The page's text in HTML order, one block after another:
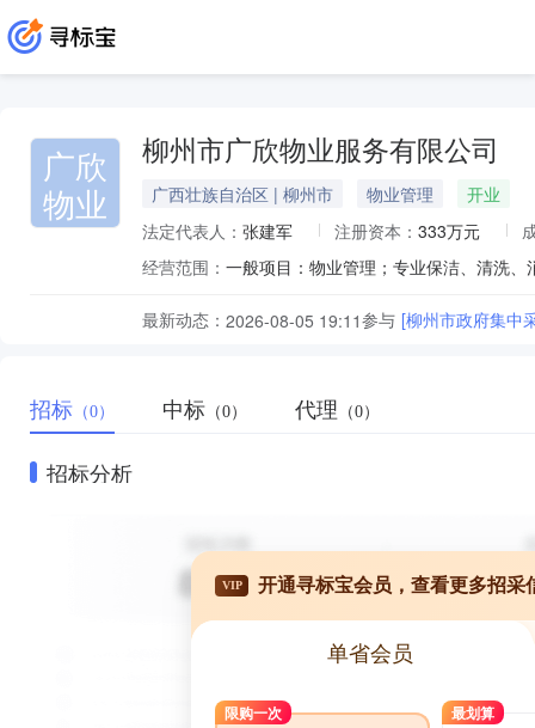
广欣
物业
柳州市广欣物业服务有限公司
广西壮族自治区 | 柳州市 物业管理
开业
法定代表人： 张建军 注册资本： 333万元
经营范围：
最新动态： 2026-08-05 19:11参与 [柳州市政府集中
招标 （0） 中标 （0） 代理 （0）
招标分析
VIP 开通寻标宝会员，查看更多招采
单省会员
限购一次 最划算